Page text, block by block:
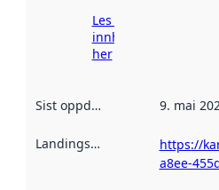
Les meir om
innhenting
her
Sist oppdatert 9. mai
Landingsside
https://
a8ee-